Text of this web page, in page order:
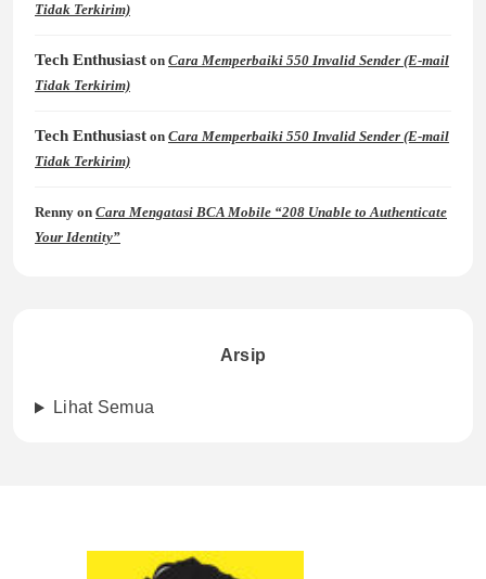
Tidak Terkirim)
Tech Enthusiast on Cara Memperbaiki 550 Invalid Sender (E-mail
Tidak Terkirim)
Tech Enthusiast on Cara Memperbaiki 550 Invalid Sender (E-mail
Tidak Terkirim)
Renny on Cara Mengatasi BCA Mobile “208 Unable to Authenticate
Your Identity”
Arsip
Lihat Semua